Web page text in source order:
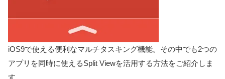
iOS9で使える便利なマルチタスキング機能。その中でも2つの
アプリを同時に使えるSplit Viewを活用する方法をご紹介しま
す。